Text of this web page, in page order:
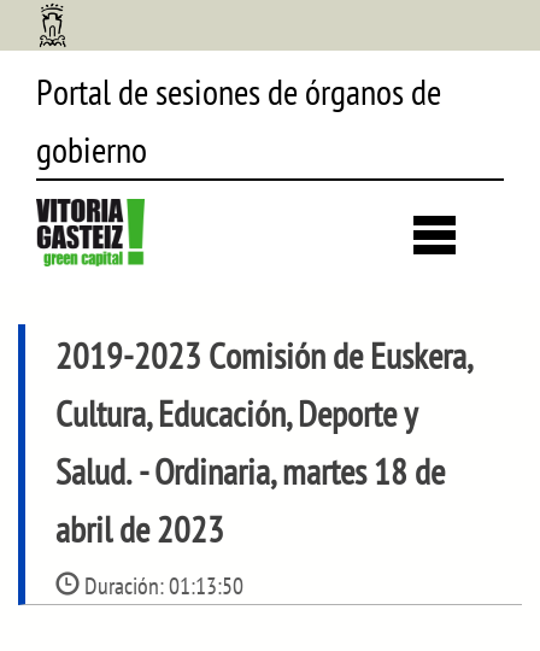
Portal de sesiones de órganos de
gobierno
2019-2023 Comisión de Euskera,
Cultura, Educación, Deporte y
Salud.- Ordinaria, martes 18 de
abril de 2023
Duración:01:13:50